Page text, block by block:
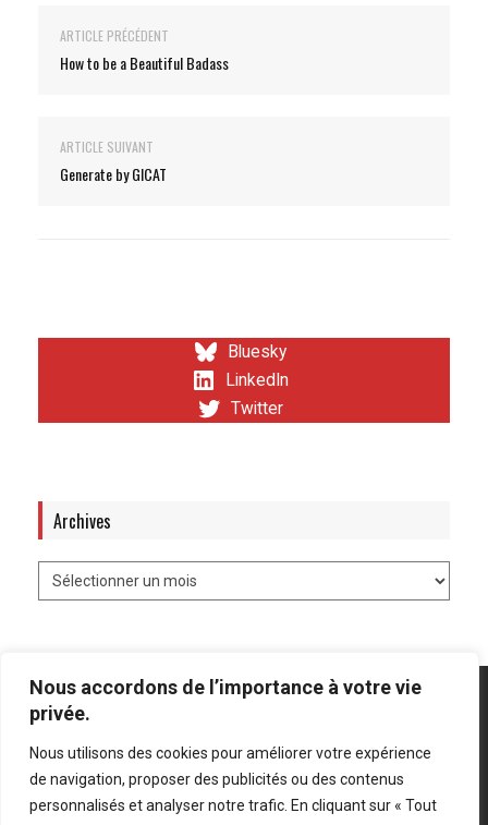
Nous accordons de l’importance à votre vie
privée.
Nous utilisons des cookies pour améliorer votre expérience
de navigation, proposer des publicités ou des contenus
personnalisés et analyser notre trafic. En cliquant sur « Tout
ARTICLE PRÉCÉDENT
How to be a Beautiful Badass
ARTICLE SUIVANT
Generate by GICAT
Bluesky
LinkedIn
Twitter
Archives
Mentions légales Politique de confidentialité